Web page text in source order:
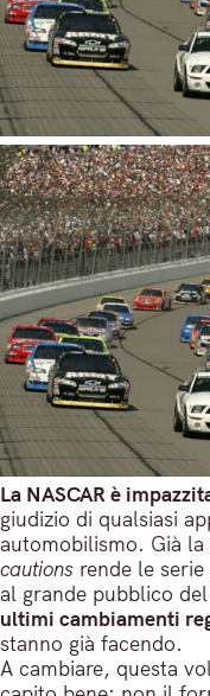
La NASCAR è
giudizio di qualsiasi
automobilismo. Già
cautions rende le
al grande pubblico
ultimi cambiamenti
stanno già facendo.
A cambiare, questa